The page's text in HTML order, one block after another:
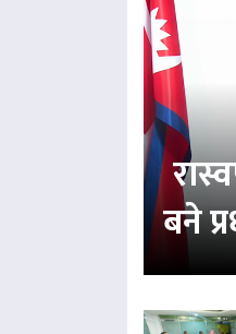
बने